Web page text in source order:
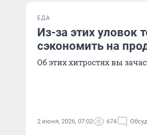
ЕДА
Из-за этих уловок
сэкономить на
Об этих хитростях вы
2 июня, 2026, 07:02 674